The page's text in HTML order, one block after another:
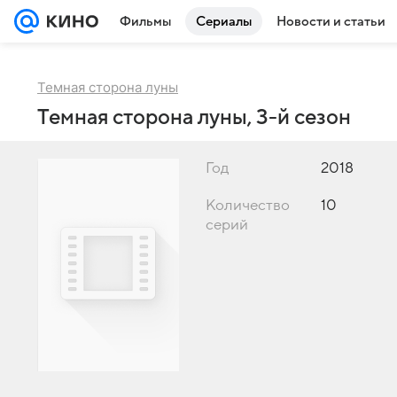
Фильмы Сериалы Новости и статьи
Темная сторона луны
Темная сторона луны, 3-й сезон
Год 2018
Количество
серий
10